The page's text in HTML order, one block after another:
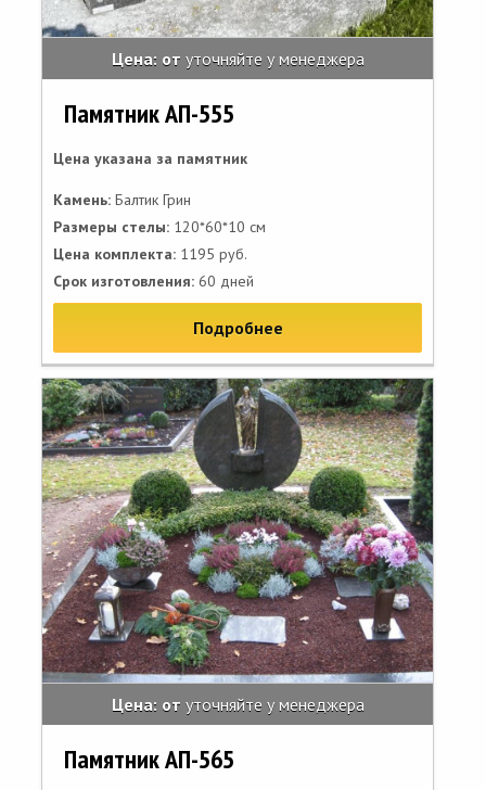
Цена: от уточняйте у менеджера
Памятник АП-555
Цена указана за памятник
Камень: Балтик Грин
Размеры стелы: 120*60*10 см
Цена комплекта: 1195 руб.
Срок изготовления: 60 дней
Подробнее
Цена: от уточняйте у менеджера
Памятник АП-565